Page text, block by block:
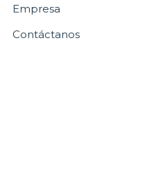
Empresa
Contáctanos